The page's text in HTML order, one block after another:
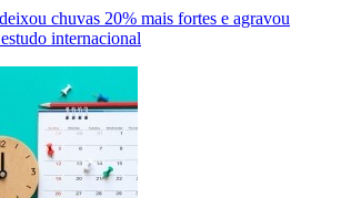
chuvas 20% mais fortes e agravou
internacional